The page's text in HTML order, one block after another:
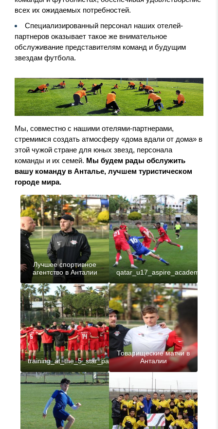
всех их ожидаемых потребностей.
Специализированный персонал наших отелей-
партнеров оказывает такое же внимательное
обслуживание представителям команд и будущим
звездам футбола.
Мы, совместно с нашими отелями-партнерами,
стремимся создать атмосферу «дома вдали от дома» в
этой чужой стране для юных звезд, персонала
команды и их семей. Мы будем рады обслужить
вашу команду в Анталье, лучшем туристическом
городе мира.
Лучшее спортивное
агентство в Анталии
qatar_u17_aspire_academy
training_at_the_5_star_partner_rb_leipzig
Товарищеские матчи в
Анталии